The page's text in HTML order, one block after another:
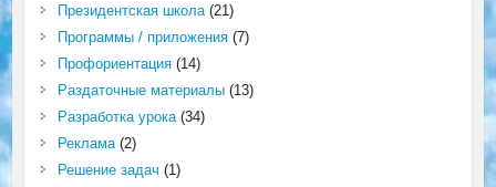
Президентская школа(21)
Программы / приложения(7)
Профориентация(14)
Раздаточные материалы(13)
Разработка урока(34)
Реклама(2)
Решение задач (1)